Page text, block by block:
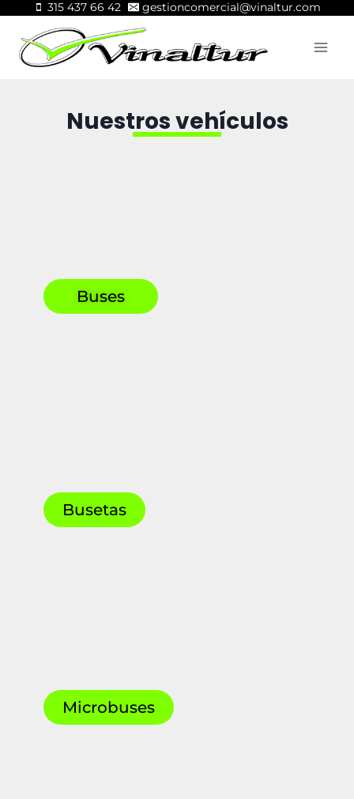
315 437 66 42 gestioncomercial@vinaltur.com
Nuestros vehículos
Buses
Busetas
Microbuses